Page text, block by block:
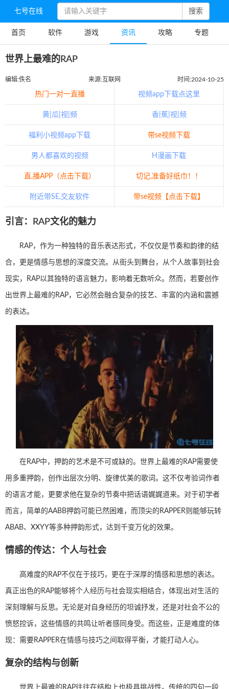
七号在线 搜索
首页 软件 游戏 资讯 攻略 专题
世界上最难的RAP
编辑:佚名 来源:互联网 时间:2024-10-25
热门一对一直播 视频app下载点这里
黄|瓜|视|频 香|蕉|视|频
福利小视频app下载 带se视频下载
男人都喜欢的视频 H漫画下载
直,播APP（点击下载） 切记,准备好纸巾！！
附近带SE,交友软件 带se视频【点击下载】
引言：RAP文化的魅力
RAP，作为一种独特的音乐表达形式，不仅仅是节奏和韵律的结
合，更是情感与思想的深度交流。从街头到舞台，从个人故事到社会
现实，RAP以其独特的语言魅力，影响着无数听众。然而，若要创作
出世界上最难的RAP，它必然会融合复杂的技艺、丰富的内涵和震撼
的表达。
在RAP中，押韵的艺术是不可或缺的。世界上最难的RAP需要使
用多重押韵，创作出层次分明、旋律优美的歌词。这不仅考验词作者
的语言才能，更要求他在复杂的节奏中把话语娓娓道来。对于初学者
而言，简单的AABB押韵可能已然困难，而顶尖的RAPPER则能够玩转
ABAB、XXYY等多种押韵形式，达到千变万化的效果。
情感的传达：个人与社会
高难度的RAP不仅在于技巧，更在于深厚的情感和思想的表达。
真正出色的RAP能够将个人经历与社会现实相结合，体现出对生活的
深刻理解与反思。无论是对自身经历的坦诚抒发，还是对社会不公的
愤怒控诉，这些情感的共鸣让听者感同身受。而这些，正是难度的体
现：需要RAPPER在情感与技巧之间取得平衡，才能打动人心。
复杂的结构与创新
世界上最难的RAP往往在结构上也极具挑战性。传统的四句一段